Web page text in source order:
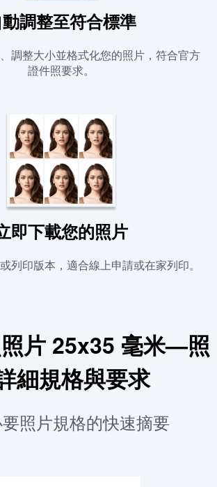
動調整至符合標準
調整大小並格式化您的照片，符合官方
證件照要求。
即下載您的照片
列印版本，適合線上申請或在家列印。
片 25x35 毫米—照
細規格與要求
照片規格的快速摘要